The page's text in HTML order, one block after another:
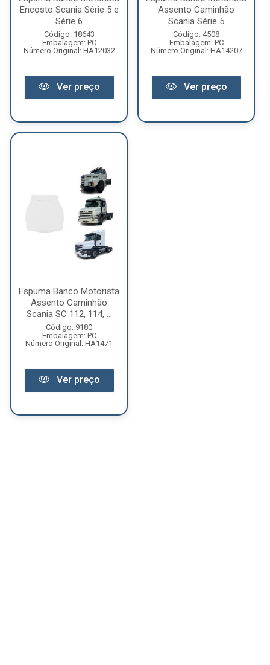
Encosto Scania Série 5 e
Série 6
Código: 18643
Embalagem: PC
Número Original: HA12032
Ver preço
Assento Caminhão
Scania Série 5
Código: 4508
Embalagem: PC
Número Original: HA14207
Ver preço
Espuma Banco Motorista
Assento Caminhão
Scania SC 112, 114, ...
Código: 9180
Embalagem: PC
Número Original: HA1471
Ver preço